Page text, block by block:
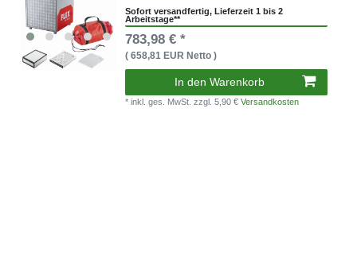
Sofort versandfertig, Lieferzeit 1 bis 2
Arbeitstage**
783,98 € *
( 658,81 EUR Netto )
In den Warenkorb
* inkl. ges. MwSt.zzgl. 5,90 €Versandkosten